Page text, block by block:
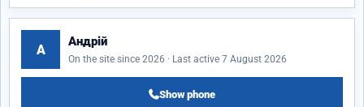
А
Андрій
On the site since 2026 · Last active 7 August 2026
Show phone